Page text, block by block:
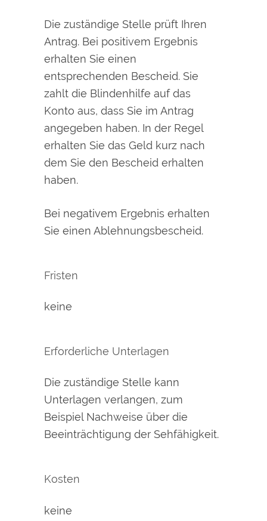
Die zuständige Stelle prüft Ihren
Antrag. Bei positivem Ergebnis
erhalten Sie einen
entsprechenden Bescheid. Sie
zahlt die Blindenhilfe auf das
Konto aus, dass Sie im Antrag
angegeben haben. In der Regel
erhalten Sie das Geld kurz nach
dem Sie den Bescheid erhalten
haben.
Bei negativem Ergebnis erhalten
Sie einen Ablehnungsbescheid.
Fristen
keine
Erforderliche Unterlagen
Die zuständige Stelle kann
Unterlagen verlangen, zum
Beispiel Nachweise über die
Beeinträchtigung der Sehfähigkeit.
Kosten
keine